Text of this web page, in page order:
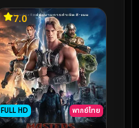
FULL HD พากย์ไทย
7.0